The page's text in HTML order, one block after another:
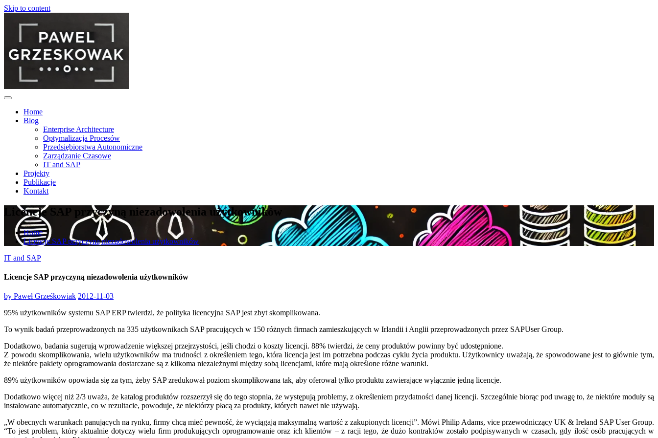
Skip to content
Home
Blog
Enterprise Architecture
Optymalizacja Procesów
Przedsiębiorstwa Autonomiczne
Zarządzanie Czasowe
IT and SAP
Projekty
Publikacje
Kontakt
Licencje SAP przyczyną niezadowolenia użytkowników
Home
Licencje SAP przyczyną niezadowolenia użytkowników
IT and SAP
Licencje SAP przyczyną niezadowolenia użytkowników
by Paweł Grześkowiak 2012-11-03
95% użytkowników systemu SAP ERP twierdzi, że polityka licencyjna SAP jest zbyt skomplikowana.
To wynik badań przeprowadzonych na 335 użytkownikach SAP pracujących w 150 różnych firmach zamieszkujących w Irlandii i Anglii przeprowadzonych przez SAPUser Group.
Dodatkowo, badania sugerują wprowadzenie większej przejrzystości, jeśli chodzi o koszty licencji. 88% twierdzi, że ceny produktów powinny być udostępnione.
Z powodu skomplikowania, wielu użytkowników ma trudności z określeniem tego, która licencja jest im potrzebna podczas cyklu życia produktu. Użytkownicy uważają, że spowodowane jest to głównie tym,
że niektóre pakiety oprogramowania dostarczane są z kilkoma niezależnymi między sobą licencjami, które mają określone różne warunki.
89% użytkowników opowiada się za tym, żeby SAP zredukował poziom skomplikowana tak, aby oferował tylko produktu zawierające wyłącznie jedną licencje.
Dodatkowo więcej niż 2/3 uważa, że katalog produktów rozszerzył się do tego stopnia, że występują problemy, z określeniem przydatności danej licencji. Szczególnie biorąc pod uwagę to, że niektóre moduły są
instalowane automatycznie, co w rezultacie, powoduje, że niektórzy płacą za produkty, których nawet nie używają.
„W obecnych warunkach panujących na rynku, firmy chcą mieć pewność, że wyciągają maksymalną wartość z zakupionych licencji”. Mówi Philip Adams, vice przewodniczący UK & Ireland SAP User Group.
“To jest problem, który aktualnie dotyczy wielu firm produkujących oprogramowanie oraz ich klientów – z racji tego, że dużo kontraktów zostało podpisywanych w czasach, gdy ilość osób pracujących w